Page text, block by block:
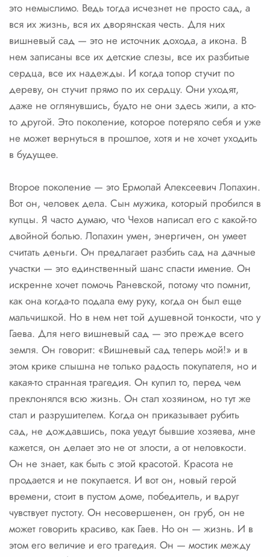
это немыслимо. Ведь тогда исчезнет не просто сад, а
вся их жизнь, вся их дворянская честь. Для них
вишневый сад — это не источник дохода, а икона. В
нем записаны все их детские слезы, все их разбитые
сердца, все их надежды. И когда топор стучит по
дереву, он стучит прямо по их сердцу. Они уходят,
даже не оглянувшись, будто не они здесь жили, а кто-
то другой. Это поколение, которое потеряло себя и уже
не может вернуться в прошлое, хотя и не хочет уходить
в будущее.
Второе поколение — это Ермолай Алексеевич Лопахин.
Вот он, человек дела. Сын мужика, который пробился в
купцы. Я часто думаю, что Чехов написал его с какой-то
двойной болью. Лопахин умен, энергичен, он умеет
считать деньги. Он предлагает разбить сад на дачные
участки — это единственный шанс спасти имение. Он
искренне хочет помочь Раневской, потому что помнит,
как она когда-то подала ему руку, когда он был еще
мальчишкой. Но в нем нет той душевной тонкости, что у
Гаева. Для него вишневый сад — это прежде всего
земля. Он говорит: «Вишневый сад теперь мой!» и в
этом крике слышна не только радость покупателя, но и
какая-то странная трагедия. Он купил то, перед чем
преклонялся всю жизнь. Он стал хозяином, но тут же
стал и разрушителем. Когда он приказывает рубить
сад, не дождавшись, пока уедут бывшие хозяева, мне
кажется, он делает это не от злости, а от неловкости.
Он не знает, как быть с этой красотой. Красота не
продается и не покупается. И вот он, новый герой
времени, стоит в пустом доме, победитель, и вдруг
чувствует пустоту. Он несовершенен, он груб, он не
может говорить красиво, как Гаев. Но он — жизнь. И в
этом его величие и его трагедия. Он — мостик между